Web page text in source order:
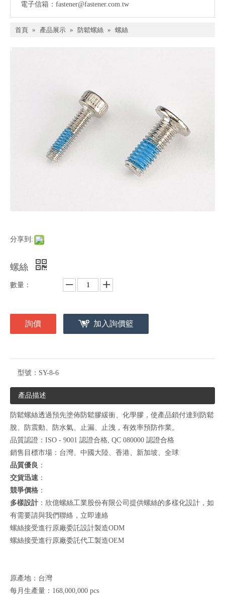
電子信箱： fastener@fastener.com.tw
首頁 » 產品展示 » 防鬆螺絲 » 螺絲
分享到:
螺絲
數量：
詢價 加入詢價籃
型號： SY-8-6
產品描述
防鬆螺絲透過預先塗佈防鬆膠緩衝、化學膠，使產品鎖付達到防鬆
脫、防震動、防水氣、止漏、止洩，有效率預防作業。
品質認證：ISO - 9001 認證合格, QC 080000 認證合格
銷售目標市場：台灣、中國大陸、香港、新加坡、全球
品質優良 ：
交貨迅速 ：
競爭價格 ：
多樣設計 ：欣億螺絲工業股份有限公司提供螺絲的多樣化設計，如
有需要請與我們聯絡， 立即連絡
螺絲接受進行原廠委託設計製造ODM
螺絲接受進行原廠委託代工製造OEM
原產地：台灣
每月生產量：168,000,000 pcs